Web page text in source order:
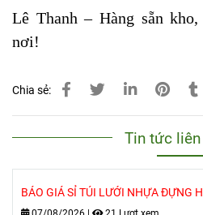
Lê Thanh – Hàng sẵn
nơi!
Chia sẻ:
Tin tức
BÁO GIÁ SỈ TÚI LƯỚI NHỰA ĐỰNG